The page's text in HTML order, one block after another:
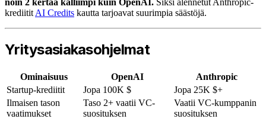
noin 2 kertaa kalliimpi kuin OpenAI. Siksi alennetut Anthropic-
krediitit AI Credits kautta tarjoavat suurimpia säästöjä.
Yritysasiakasohjelmat
Ominaisuus OpenAI
Anthropic
Startup-krediitit
Jopa 100K $
Jopa 25K $+
Ilmaisen tason
vaatimukset
Taso 2+ vaatii VC-
suosituksen
Vaatii VC-kumppanin
suosituksen